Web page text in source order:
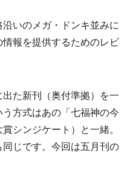
いのメガ・ドンキ並みに
報を提供するためのレビ
た新刊（奥付準拠）を一
方式はあの「七福神の今
シンジケート）と一緒。
じです。今回は五月刊の